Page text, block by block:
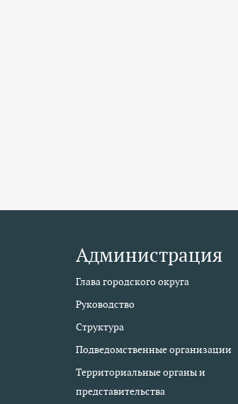
Администрация
Глава городского округа
Руководство
Структура
Подведомственные организации
Территориальные органы и
представительства